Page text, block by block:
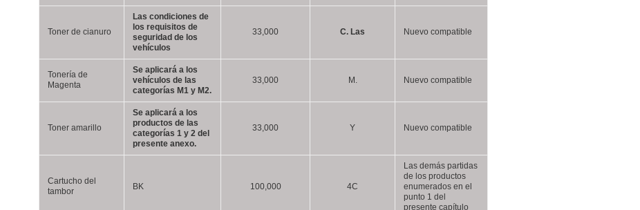
Toner de cianuro
Las condiciones de
los requisitos de
seguridad de los
vehículos
33,000 C. Las Nuevo compatible
Tonería de
Magenta
Se aplicará a los
vehículos de las
categorías M1 y M2.
33,000 M. Nuevo compatible
Toner amarillo
Se aplicará a los
productos de las
categorías 1 y 2 del
presente anexo.
33,000 Y Nuevo compatible
Cartucho del
tambor
BK 100,000 4C
Las demás partidas
de los productos
enumerados en el
punto 1 del
presente capítulo